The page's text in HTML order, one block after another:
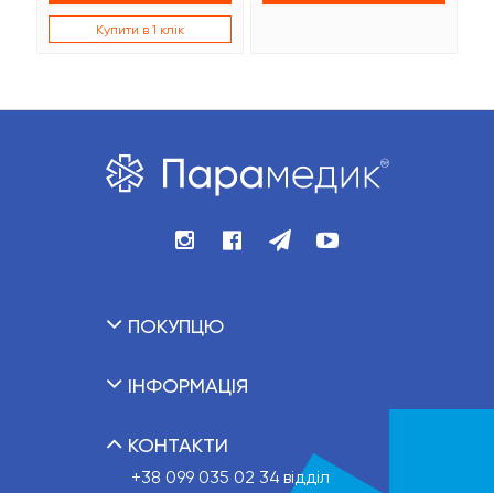
Купити в 1 клік
ПОКУПЦЮ
ІНФОРМАЦІЯ
КОНТАКТИ
+38 099 035 02 34 відділ